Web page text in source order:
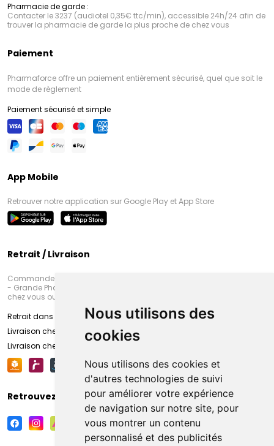
Nous utilisons des
cookies
Nous utilisons des cookies et
d'autres technologies de suivi
pour améliorer votre expérience
de navigation sur notre site, pour
vous montrer un contenu
personnalisé et des publicités
Pharmacie de garde :
Contacter le 3237 (audiotel 0,35€ ttc/min), accessible 24h/24 afin de
trouver la pharmacie de garde la plus proche de chez vous
Paiement
Pharmaforce offre un paiement entièrement sécurisé, quel que soit le
mode de règlement
Paiement sécurisé et simple
App Mobile
Retrouver notre application sur Google Play et App Store
Retrait / Livraison
Commandez en ligne et venez chercher votre commande à Amiens
- Grande Pharmacie d’Amiens (Fachon) ou recevez-là rapidement
chez vous ou en point retrait
Retrait dans la pharmacie d’Amiens
Livraison chez vous
Livraison chez votre commerçant
Retrouvez-nous sur vos réseaux sociaux